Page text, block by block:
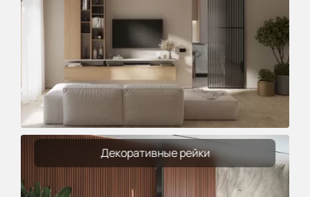
Декоративные рейки